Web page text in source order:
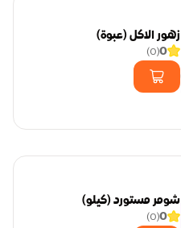
زهور الاكل (عبوة)
0
(
0
)
شومر مستورد (كيلو)
0
(
0
)